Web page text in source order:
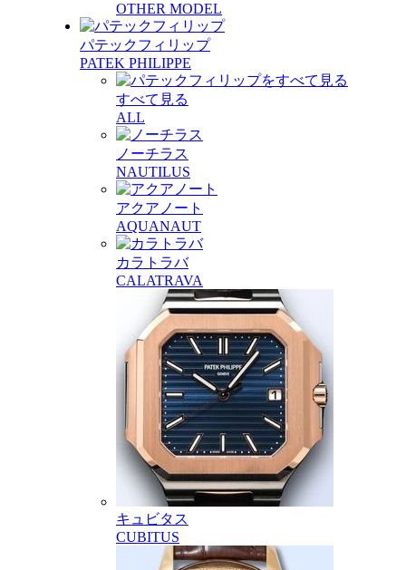
OTHER MODEL
パテックフィリップ
PATEK PHILIPPE
すべて見る
ALL
ノーチラス
NAUTILUS
アクアノート
AQUANAUT
カラトラバ
CALATRAVA
キュビタス
CUBITUS